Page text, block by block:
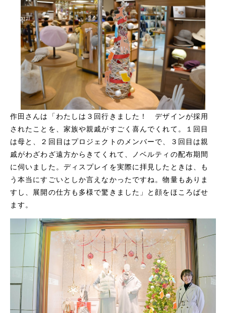
作田さんは「わたしは３回行きました！ デザインが採用
されたことを、家族や親戚がすごく喜んでくれて。１回目
は母と、２回目はプロジェクトのメンバーで、３回目は親
戚がわざわざ遠方からきてくれて、ノベルティの配布期間
に伺いました。ディスプレイを実際に拝見したときは、も
う本当にすごいとしか言えなかったですね。物量もありま
すし、展開の仕方も多様で驚きました」と顔をほころばせ
ます。